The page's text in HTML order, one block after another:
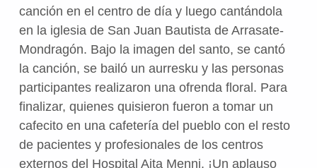
canción en el centro de día y luego cantándola
en la iglesia de San Juan Bautista de Arrasate-
Mondragón. Bajo la imagen del santo, se cantó
la canción, se bailó un aurresku y las personas
participantes realizaron una ofrenda floral. Para
finalizar, quienes quisieron fueron a tomar un
cafecito en una cafetería del pueblo con el resto
de pacientes y profesionales de los centros
externos del Hospital Aita Menni. ¡Un aplauso